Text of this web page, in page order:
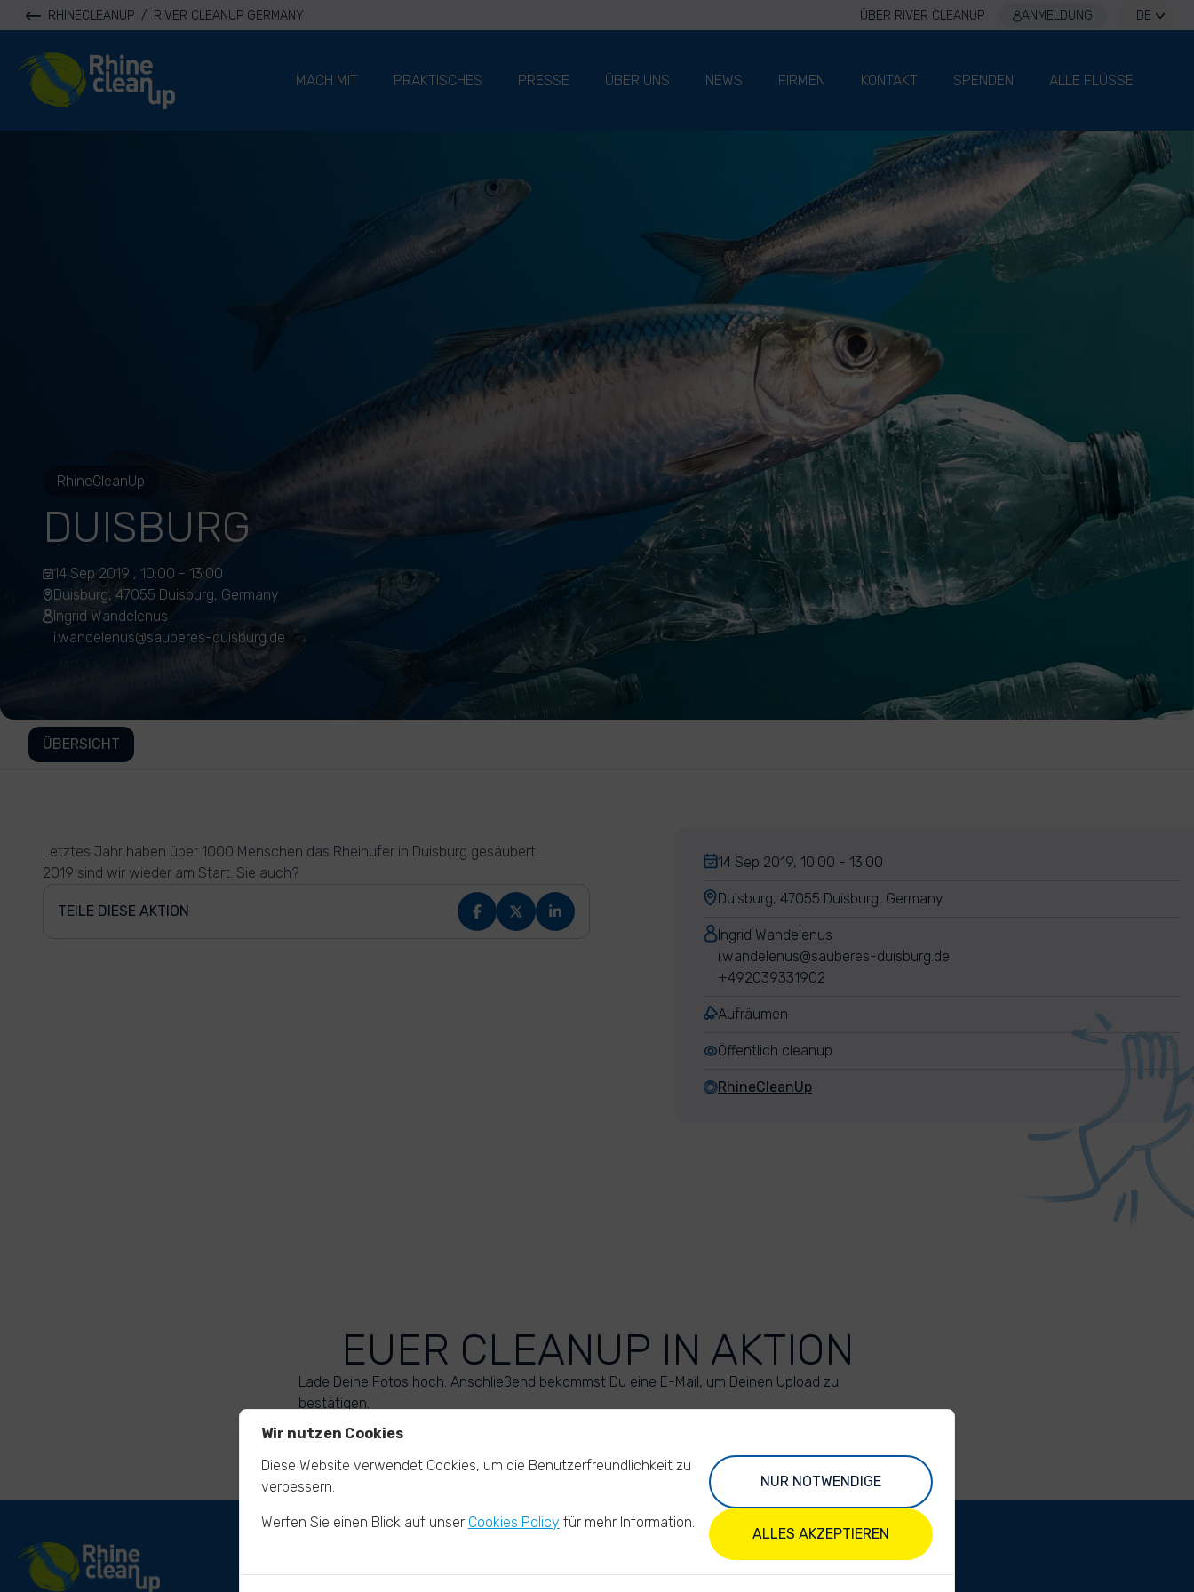
RHINECLEANUP / RIVER CLEANUP GERMANY ÜBER RIVER CLEANUP ANMELDUNG DE
River Cleanup
MACH MIT
PRAKTISCHES PRESSE ÜBER UNS NEWS FIRMEN KONTAKT SPENDEN ALLE FLÜSSE
RhineCleanUp
DUISBURG
14 Sep 2019 , 10:00 - 13:00
Duisburg, 47055 Duisburg, Germany
Ingrid Wandelenus
i.wandelenus@sauberes-duisburg.de
ÜBERSICHT
Letztes Jahr haben über 1000 Menschen das Rheinufer in Duisburg gesäubert.
2019 sind wir wieder am Start. Sie auch?
TEILE DIESE AKTION
14 Sep 2019, 10:00 - 13:00
Duisburg, 47055 Duisburg, Germany
Ingrid Wandelenus
i.wandelenus@sauberes-duisburg.de
+492039331902
Aufräumen
Öffentlich cleanup
RhineCleanUp
EUER CLEANUP IN AKTION
Lade Deine Fotos hoch. Anschließend bekommst Du eine E-Mail, um Deinen Upload zu
bestätigen.
Wir nutzen Cookies
Diese Website verwendet Cookies, um die Benutzerfreundlichkeit zu
verbessern.
Werfen Sie einen Blick auf unser Cookies Policy für mehr Information.
NUR NOTWENDIGE
ALLES AKZEPTIEREN